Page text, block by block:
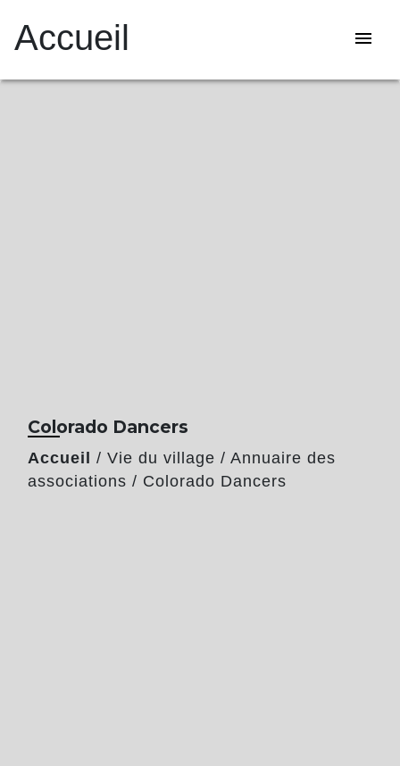
Accueil menu
Colorado Dancers
Accueil / Vie du village / Annuaire des
associations / Colorado Dancers